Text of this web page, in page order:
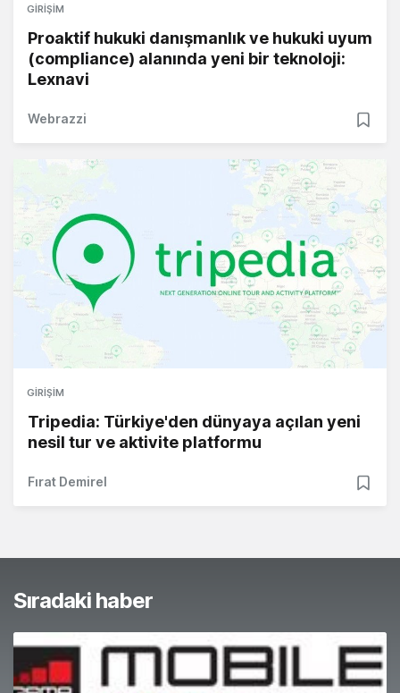
GIRIŞIM
Proaktif hukuki danışmanlık ve hukuki uyum
(compliance) alanında yeni bir teknoloji:
Lexnavi
Webrazzi
GIRIŞIM
Tripedia: Türkiye'den dünyaya açılan yeni
nesil tur ve aktivite platformu
Fırat Demirel
Sıradaki haber